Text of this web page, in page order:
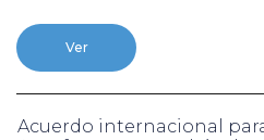
Ver
Acuerdo internacional